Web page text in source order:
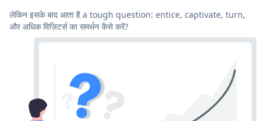
लेकिन इसके बाद आता है a tough question: entice, captivate, turn,
और अधिक विज़िटर्स का समर्थन कैसे करें?